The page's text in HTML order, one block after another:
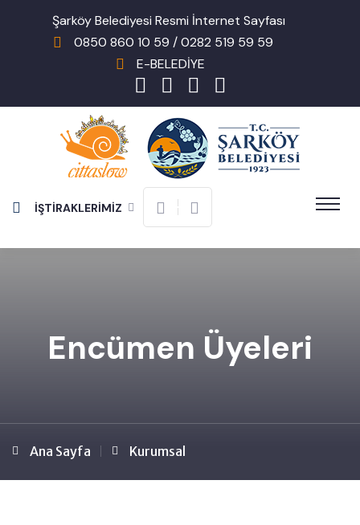
Şarköy Belediyesi Resmi İnternet Sayfası
0850 860 10 59 / 0282 519 59 59
E-BELEDİYE
İŞTİRAKLERİMİZ
Encümen Üyeleri
Ana Sayfa Kurumsal